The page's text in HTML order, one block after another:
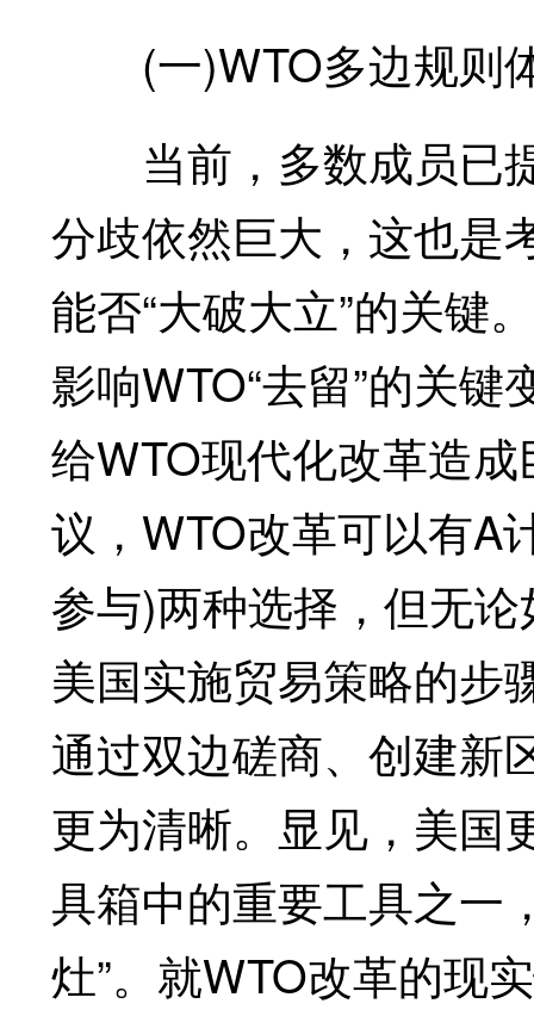
(一)WTO多边规则
当前，多数成员已
分歧依然巨大，这也是
能否“大破大立”的关键
影响WTO“去留”的关
给WTO现代化改革造
议，WTO改革可以有A
参与)两种选择，但无
美国实施贸易策略的步
通过双边磋商、创建新
更为清晰。显见，美国
具箱中的重要工具之一
灶”。就WTO改革的现